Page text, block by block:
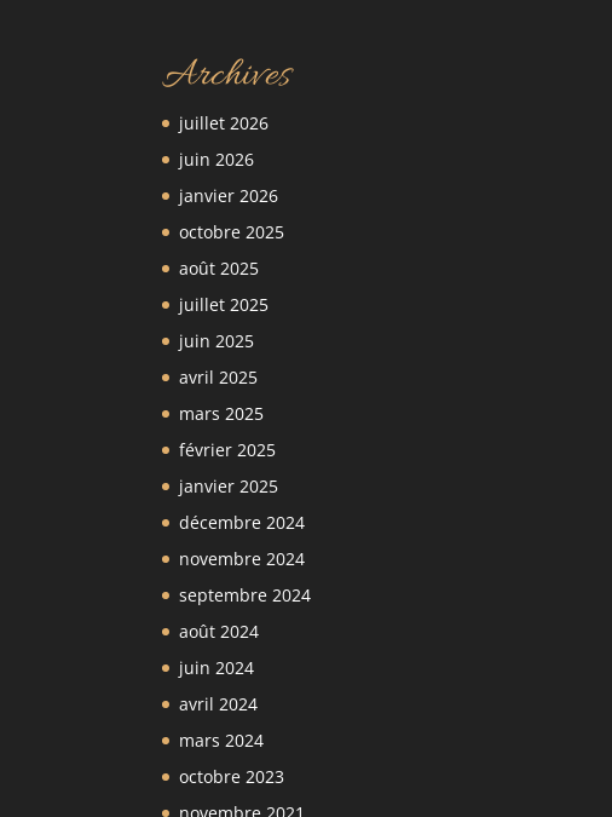
Archives
juillet 2026
juin 2026
janvier 2026
octobre 2025
août 2025
juillet 2025
juin 2025
avril 2025
mars 2025
février 2025
janvier 2025
décembre 2024
novembre 2024
septembre 2024
août 2024
juin 2024
avril 2024
mars 2024
octobre 2023
novembre 2021